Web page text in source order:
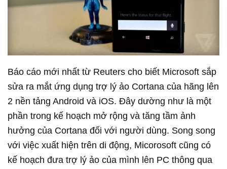
Báo cáo mới nhất từ Reuters cho biết Microsoft sắp
sửa ra mắt ứng dụng trợ lý ảo Cortana của hãng lên
2 nền tảng Android và iOS. Đây dường như là một
phần trong kế hoạch mở rộng và tăng tầm ảnh
hưởng của Cortana đối với người dùng. Song song
với việc xuất hiện trên di động, Micorosoft cũng có
kế hoạch đưa trợ lý ảo của mình lên PC thông qua